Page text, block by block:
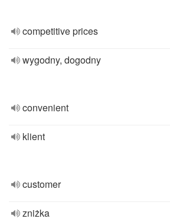
competitive prices
wygodny, dogodny
convenient
klient
customer
zniżka